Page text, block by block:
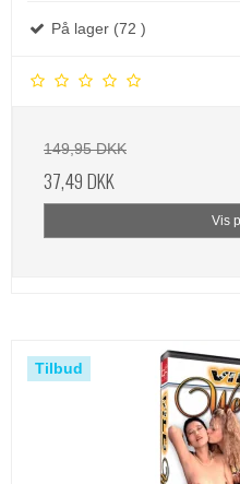
På lager (72 )
149,95 DKK
37,49 DKK
Vis
Tilbud